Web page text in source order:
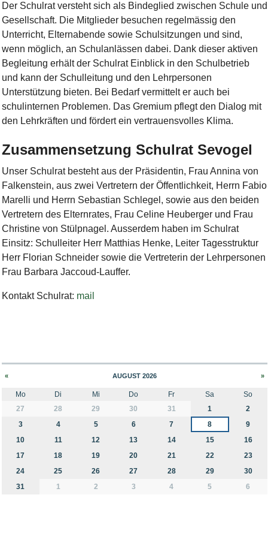
Der Schulrat versteht sich als Bindeglied zwischen Schule und
Gesellschaft. Die Mitglieder besuchen regelmässig den
Unterricht, Elternabende sowie Schulsitzungen und sind,
wenn möglich, an Schulanlässen dabei. Dank dieser aktiven
Begleitung erhält der Schulrat Einblick in den Schulbetrieb
und kann der Schulleitung und den Lehrpersonen
Unterstützung bieten. Bei Bedarf vermittelt er auch bei
schulinternen Problemen. Das Gremium pflegt den Dialog mit
den Lehrkräften und fördert ein vertrauensvolles Klima.
Zusammensetzung Schulrat Sevogel
Unser Schulrat besteht aus der Präsidentin, Frau Annina von
Falkenstein, aus zwei Vertretern der Öffentlichkeit, Herrn Fabio
Marelli und Herrn Sebastian Schlegel, sowie aus den beiden
Vertretern des Elternrates, Frau Celine Heuberger und Frau
Christine von Stülpnagel. Ausserdem haben im Schulrat
Einsitz: Schulleiter Herr Matthias Henke, Leiter Tagesstruktur
Herr Florian Schneider sowie die Vertreterin der Lehrpersonen
Frau Barbara Jaccoud-Lauffer.
Kontakt Schulrat: mail
« AUGUST 2026 »
month-8
Mo Di Mi Do Fr Sa
So
27
28 29 30 31 1
2
3
4 5 6 7 8
9
10
11 12 13 14 15
16
17
18 19 20 21 22
23
24
25 26 27 28 29
30
31
1 2 3 4 5 6